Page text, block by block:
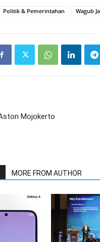
Politik & Pemerintahan Wagub
Mojokerto
MORE FROM AUTHOR